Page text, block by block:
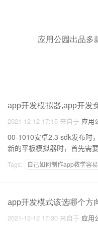
app开发模拟器,app开发
2021-12-12 17:15 来自于 应用
00-1010安卓2.3 sdk发布时，第
新的平板模拟器时，首先需
Tags: 自己如何制作app教学容
app开发模式该选哪个方
2021-12-12 17:30 来自于 应用